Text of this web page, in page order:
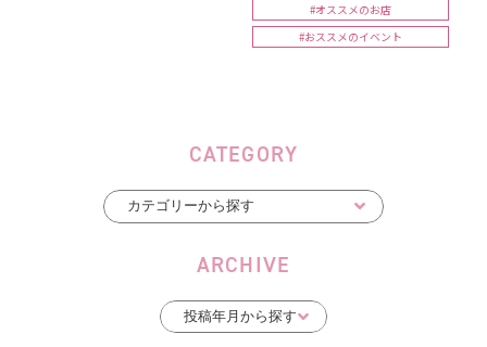
#オススメのお店
#おススメのイベント
CATEGORY
ARCHIVE